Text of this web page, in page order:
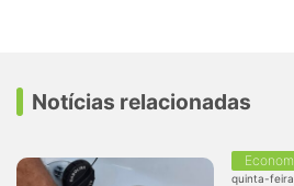
Notícias relacionadas
quinta-